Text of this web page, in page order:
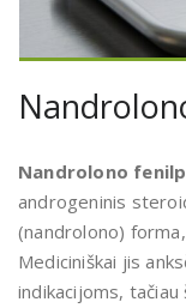
Nandrolono
androgeninis
(nandrolono)
Mediciniškai jis
indikacijoms, tačiau